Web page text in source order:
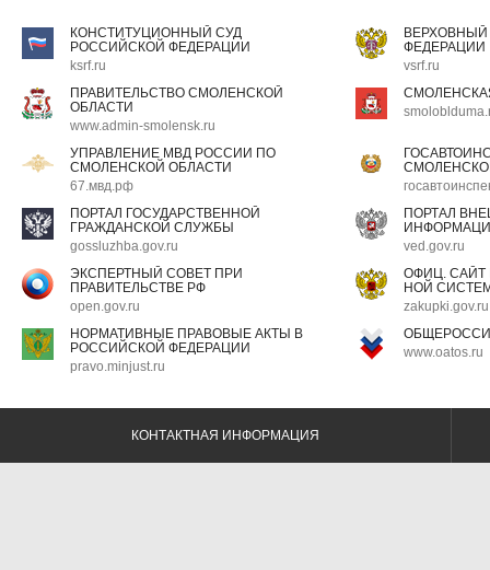
КОНСТИТУЦИОННЫЙ СУД
РОССИЙСКОЙ ФЕДЕРАЦИИ
ksrf.ru
ФЕДЕРАЦИИ
vsrf.ru
ПРАВИТЕЛЬСТВО СМОЛЕНСКОЙ
ОБЛАСТИ
www.admin-smolensk.ru
УПРАВЛЕНИЕ МВД РОССИИ ПО
СМОЛЕНСКОЙ ОБЛАСТИ
67.мвд.рф
ПОРТАЛ ГОСУДАРСТВЕННОЙ
ГРАЖДАНСКОЙ СЛУЖБЫ
gossluzhba.gov.ru
ПОРТАЛ
ved.gov.ru
ЭКСПЕРТНЫЙ СОВЕТ ПРИ
ПРАВИТЕЛЬСТВЕ РФ
open.gov.ru
ОФИЦ.
НОЙ
zakupki.gov.ru
НОРМАТИВНЫЕ ПРАВОВЫЕ АКТЫ В
РОССИЙСКОЙ ФЕДЕРАЦИИ
pravo.minjust.ru
www.oatos.ru
КОНТАКТНАЯ ИНФОРМАЦИЯ